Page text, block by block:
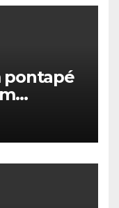
pontapé
a